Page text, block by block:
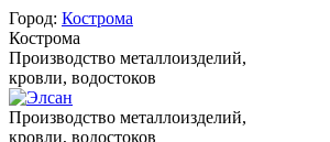
Город: Кострома
Кострома
Производство металлоизделий,
кровли, водостоков
Производство металлоизделий,
кровли, водостоков